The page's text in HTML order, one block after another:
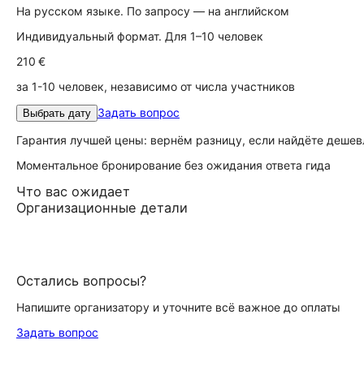
На русском языке. По запросу — на английском
Индивидуальный формат. Для 1–10 человек
210 €
за 1-10 человек, независимо от числа участников
Выбрать дату Задать вопрос
Гарантия лучшей цены: вернём разницу, если найдёте
Моментальное бронирование без ожидания ответа гида
Что вас ожидает
Организационные детали
Остались вопросы?
Напишите организатору и уточните всё важное до оплаты
Задать вопрос